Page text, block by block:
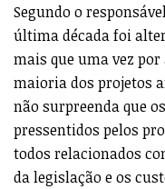
Segundo o
última década foi
mais que uma vez
maioria dos projetos
não surpreenda que
pressentidos pelos
todos relacionados
da legislação e os